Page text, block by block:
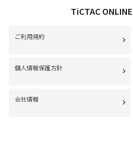
TiCTAC
ご利用規約
個人情報保護方針
会社情報